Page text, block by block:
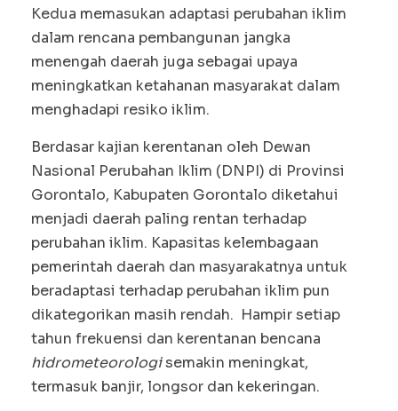
Kedua memasukan adaptasi perubahan iklim
dalam rencana pembangunan jangka
menengah daerah juga sebagai upaya
meningkatkan ketahanan masyarakat dalam
menghadapi resiko iklim.
Berdasar kajian kerentanan oleh Dewan
Nasional Perubahan Iklim (DNPI) di Provinsi
Gorontalo, Kabupaten Gorontalo diketahui
menjadi daerah paling rentan terhadap
perubahan iklim. Kapasitas kelembagaan
pemerintah daerah dan masyarakatnya untuk
beradaptasi terhadap perubahan iklim pun
dikategorikan masih rendah. Hampir setiap
tahun frekuensi dan kerentanan bencana
hidrometeorologisemakin meningkat,
termasuk banjir, longsor dan kekeringan.